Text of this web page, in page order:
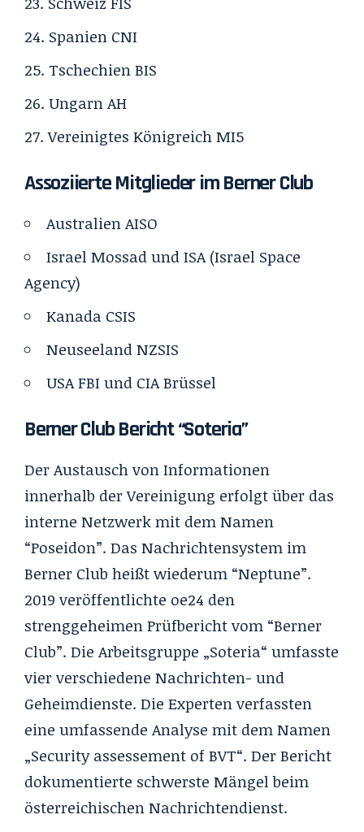
Spanien CNI
TschechienBIS
UngarnAH
Vereinigtes KönigreichMI5
Assoziierte Mitglieder im Berner Club
AustralienAISO
Israel MossadundISA(Israel Space
Agency)
Kanada CSIS
NeuseelandNZSIS
USAFBI und CIA Brüssel
Berner Club Bericht “Soteria”
Der Austausch von Informationen
innerhalb der Vereinigung erfolgt über das
interne Netzwerk mit dem Namen
“Poseidon”. Das Nachrichtensystem im
Berner Club heißt wiederum “Neptune”.
2019 veröffentlichte oe24 den
strenggeheimen Prüfbericht vom “Berner
Club”. Die Arbeitsgruppe „Soteria“ umfasste
vier verschiedene Nachrichten- und
Geheimdienste. Die Experten verfassten
eine umfassende Analyse mit dem Namen
„Security assessement of BVT“. Der Bericht
dokumentierte schwerste Mängel beim
österreichischen Nachrichtendienst.